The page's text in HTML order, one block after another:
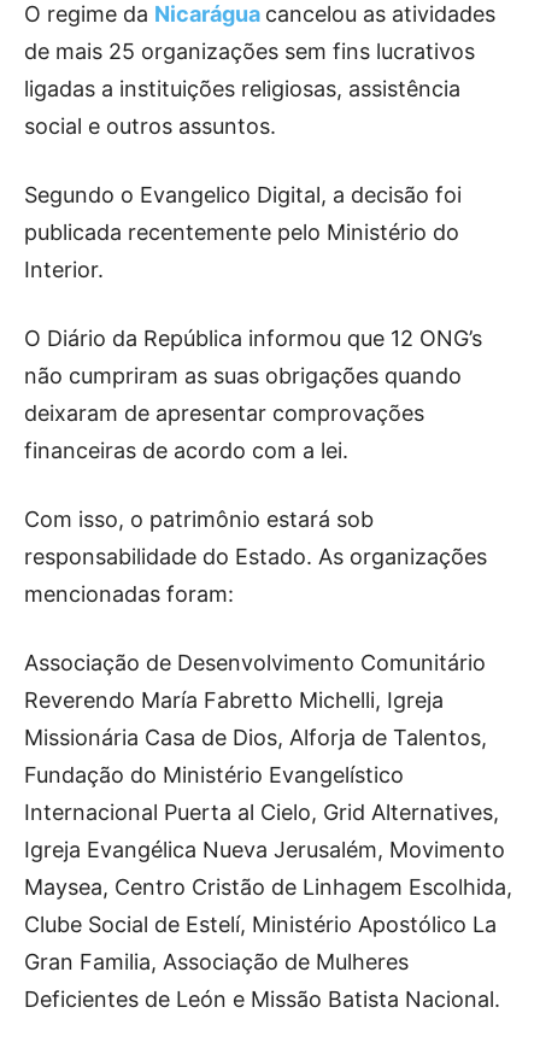
O regime da Nicarágua cancelou as atividades
de mais 25 organizações sem fins lucrativos
ligadas a instituições religiosas, assistência
social e outros assuntos.
Segundo o Evangelico Digital, a decisão foi
publicada recentemente pelo Ministério do
Interior.
O Diário da República informou que 12 ONG’s
não cumpriram as suas obrigações quando
deixaram de apresentar comprovações
financeiras de acordo com a lei.
Com isso, o patrimônio estará sob
responsabilidade do Estado. As organizações
mencionadas foram:
Associação de Desenvolvimento Comunitário
Reverendo María Fabretto Michelli, Igreja
Missionária Casa de Dios, Alforja de Talentos,
Fundação do Ministério Evangelístico
Internacional Puerta al Cielo, Grid Alternatives,
Igreja Evangélica Nueva Jerusalém, Movimento
Maysea, Centro Cristão de Linhagem Escolhida,
Clube Social de Estelí, Ministério Apostólico La
Gran Familia, Associação de Mulheres
Deficientes de León e Missão Batista Nacional.